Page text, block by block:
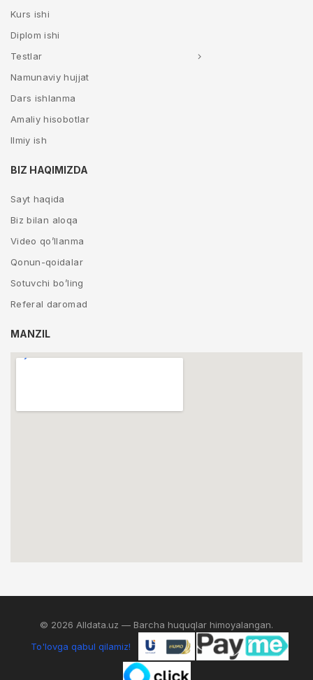
Kurs ishi
Diplom ishi
Testlar
Namunaviy hujjat
Dars ishlanma
Amaliy hisobotlar
Ilmiy ish
BIZ HAQIMIZDA
Sayt haqida
Biz bilan aloqa
Video qo’llanma
Qonun-qoidalar
Sotuvchi bo’ling
Referal daromad
MANZIL
© 2026 Alldata.uz — Barcha huquqlar himoyalangan.
To'lovga qabul qilamiz!